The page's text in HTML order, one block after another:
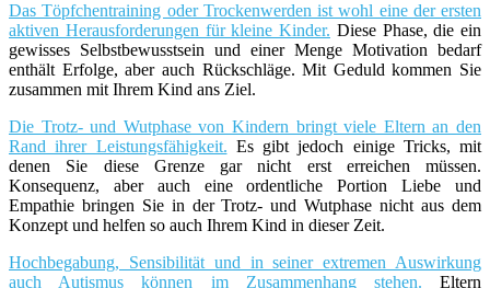
Das Töpfchentraining oder Trockenwerden ist wohl eine der ersten
aktiven Herausforderungen für kleine Kinder. Diese Phase, die ein
gewisses Selbstbewusstsein und einer Menge Motivation bedarf
enthält Erfolge, aber auch Rückschläge. Mit Geduld kommen Sie
zusammen mit Ihrem Kind ans Ziel.
Die Trotz- und Wutphase von Kindern bringt viele Eltern an den
Rand ihrer Leistungsfähigkeit. Es gibt jedoch einige Tricks, mit
denen Sie diese Grenze gar nicht erst erreichen müssen.
Konsequenz, aber auch eine ordentliche Portion Liebe und
Empathie bringen Sie in der Trotz- und Wutphase nicht aus dem
Konzept und helfen so auch Ihrem Kind in dieser Zeit.
Hochbegabung, Sensibilität und in seiner extremen Auswirkung
auch Autismus können im Zusammenhang stehen. Eltern